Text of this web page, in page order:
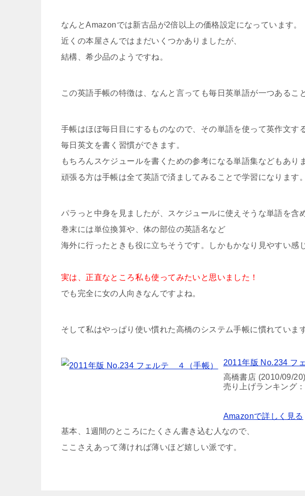
なんとAmazonでは新古品が2倍以上の価格設定になっています。
近くの本屋さんではまだいくつかありましたが、
結構、希少品のようですね。
この英語手帳の特徴は、なんと言っても毎日英単語が一つあること
手帳はほぼ毎日目にするものなので、その単語を使って英作文す
毎日英文を書く習慣ができます。
もちろんスケジュールを書くための参考になる単語集などもあり
頑張る方は手帳は全て英語で済ましてみることで学習になります。
パラっと中身を見ましたが、スケジュールに使えそうな単語を含
巻末には単位換算や、体の部位の英語名など
海外に行ったときも役に立ちそうです。しかもかなり見やすい感
実は、正直なところ私も使ってみたいと思いました！
でも完全に女の人向きなんですよね。
そして私はやっぱり使い慣れた高橋のシステム手帳に慣れています
2011年版 No.234 フ
高橋書店 (2010/09/20)
売り上げランキング
Amazonで詳しく見る
基本、1週間のところにたくさん書き込む人なので、
ここさえあって薄ければ薄いほど嬉しい派です。